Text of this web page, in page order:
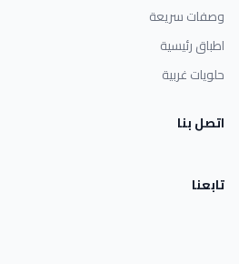
وصفات سريعة
اطباق رئيسية
حلويات غربية
اتصل بنا
تابعنا